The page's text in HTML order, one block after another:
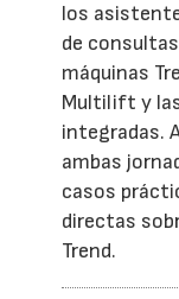
los
de
máquinas
Multilift y
integradas.
ambas
casos
directas
Trend.